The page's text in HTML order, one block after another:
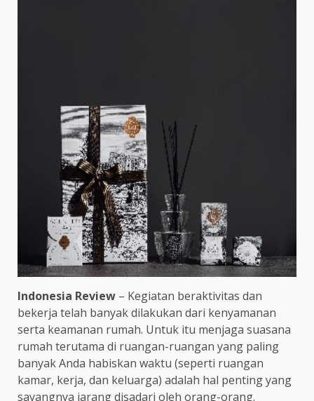
Indonesia Review – Kegiatan beraktivitas dan
bekerja telah banyak dilakukan dari kenyamanan
serta keamanan rumah. Untuk itu menjaga suasana
rumah terutama di ruangan-ruangan yang paling
banyak Anda habiskan waktu (seperti ruangan
kamar, kerja, dan keluarga) adalah hal penting yang
sayangnya jarang disadari oleh orang-orang.